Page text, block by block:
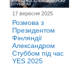
17 вересня 2025
Розмова з
Президентом
Фінляндії
Александром
Стуббом під час
YES 2025